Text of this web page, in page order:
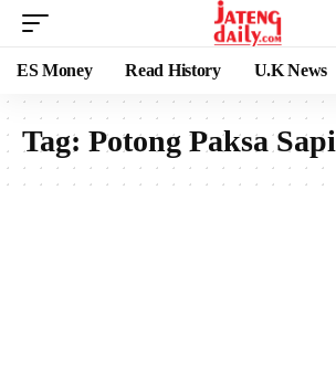
ES Money Read History U.K News
Tag: Potong Paksa Sapi